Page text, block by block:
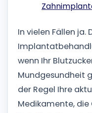
In vielen Fällen
wenn Ihr
Mundgesundheit
der Regel Ihre
Medikamente, die